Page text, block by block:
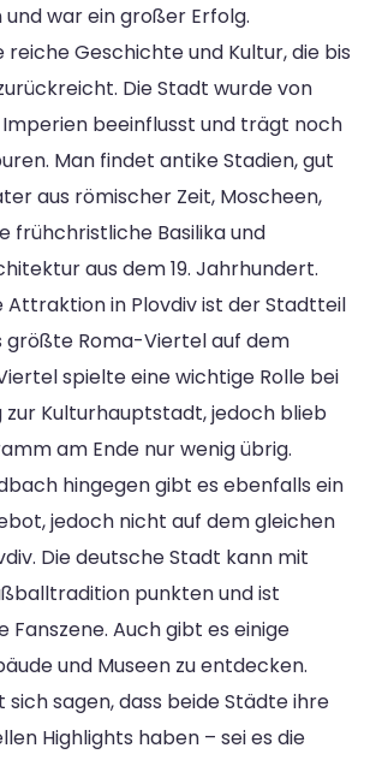
war ein großer Erfolg.
reiche Geschichte und Kultur, die bis
Die Stadt wurde von
beeinflusst und trägt noch
Man findet antike Stadien, gut
aus römischer Zeit, Moscheen,
frühchristliche Basilika und
aus dem 19. Jahrhundert.
Attraktion in Plovdiv ist der Stadtteil
größte Roma-Viertel auf dem
spielte eine wichtige Rolle bei
zur Kulturhauptstadt, jedoch blieb
am Ende nur wenig übrig.
hingegen gibt es ebenfalls ein
jedoch nicht auf dem gleichen
Die deutsche Stadt kann mit
punkten und ist
Fanszene. Auch gibt es einige
und Museen zu entdecken.
sich sagen, dass beide Städte ihre
Highlights haben – sei es die